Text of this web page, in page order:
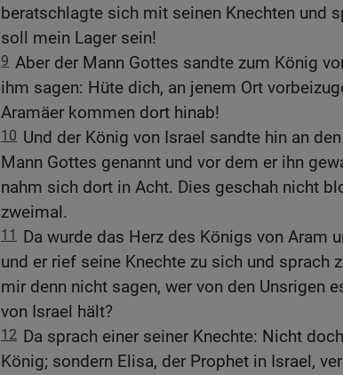
beratschlagte sich mit seinen Knechten und
soll mein Lager sein!
9 Aber der Mann Gottes sandte zum König
ihm sagen: Hüte dich, an jenem Ort
Aramäer kommen dort hinab!
10 Und der König von Israel sandte hin an
Mann Gottes genannt und vor dem er ihn
nahm sich dort in Acht. Dies geschah nicht
zweimal.
11
Da wurde das Herz des Königs von Aram
und er rief seine Knechte zu sich und sprach
mir denn nicht sagen, wer von den Unsrigen
von Israel hält?
12 Da sprach einer seiner Knechte: Nicht
König; sondern Elisa, der Prophet in Israel,